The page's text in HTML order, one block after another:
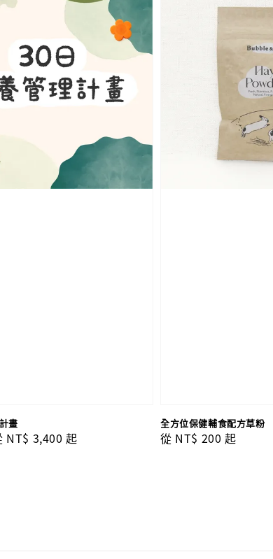
畫
NT$ 3,400 起
全方位保健輔食配方草粉
Regular
從 NT$ 200 起